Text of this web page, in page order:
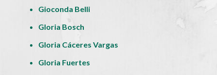
Gioconda Belli
Gloria Bosch
Gloria Cáceres Vargas
Gloria Fuertes